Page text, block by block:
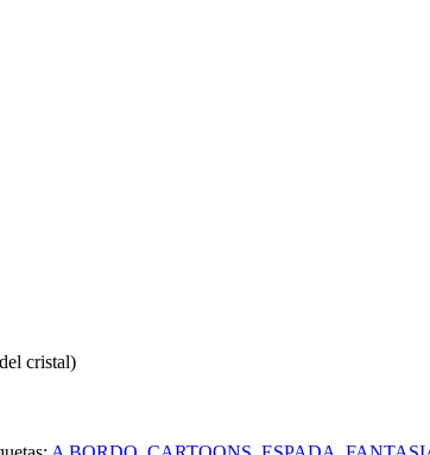
cristal)